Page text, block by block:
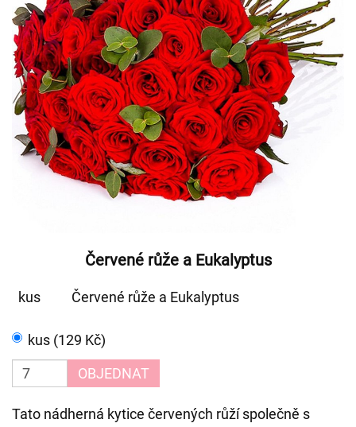
Červené růže a Eukalyptus
kus Červené růže a Eukalyptus
kus (129 Kč)
OBJEDNAT
Tato nádherná kytice červených růží společně s